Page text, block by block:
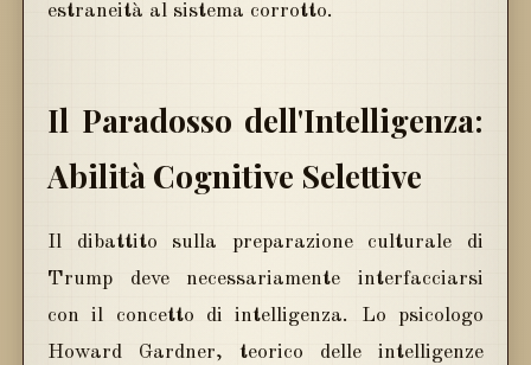
estraneità al sistema corrotto.
Il Paradosso dell'Intelligenza:
Abilità Cognitive Selettive
Il dibattito sulla preparazione culturale di
Trump deve necessariamente interfacciarsi
con il concetto di intelligenza. Lo psicologo
Howard Gardner, teorico delle intelligenze